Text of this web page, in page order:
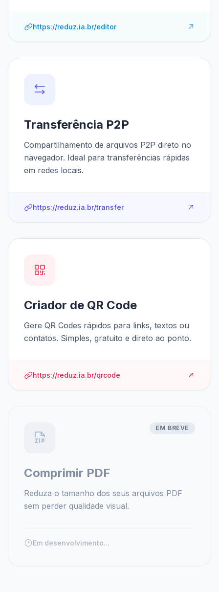
https://reduz.ia.br/editor
Transferência P2P
Compartilhamento de arquivos P2P direto no
navegador. Ideal para transferências rápidas
em redes locais.
https://reduz.ia.br/transfer
Criador de QR Code
Gere QR Codes rápidos para links, textos ou
contatos. Simples, gratuito e direto ao ponto.
https://reduz.ia.br/qrcode
EM BREVE
Comprimir PDF
Reduza o tamanho dos seus arquivos PDF
sem perder qualidade visual.
Em desenvolvimento...